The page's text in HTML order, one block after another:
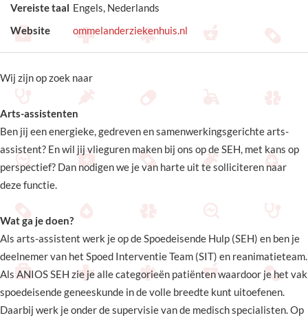
Vereiste taal Engels, Nederlands
Website
ommelanderziekenhuis.nl
Wij zijn op zoek naar
Arts-assistenten
Ben jij een energieke, gedreven en samenwerkingsgerichte arts-
assistent? En wil jij vlieguren maken bij ons op de SEH, met kans op
perspectief? Dan nodigen we je van harte uit te solliciteren naar
deze functie.
Wat ga je doen?
Als arts-assistent werk je op de Spoedeisende Hulp (SEH) en ben je
deelnemer van het Spoed Interventie Team (SIT) en reanimatieteam.
Als ANIOS SEH zie je alle categorieën patiënten waardoor je het vak
spoedeisende geneeskunde in de volle breedte kunt uitoefenen.
Daarbij werk je onder de supervisie van de medisch specialisten. Op